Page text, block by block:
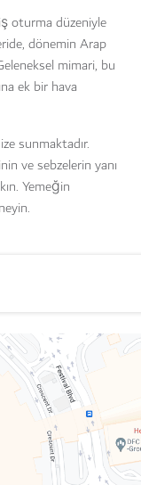
oturma düzeniyle
dönemin Arap
mimari, bu
ek bir hava
sunmaktadır.
ve sebzelerin yanı
Yemeğin